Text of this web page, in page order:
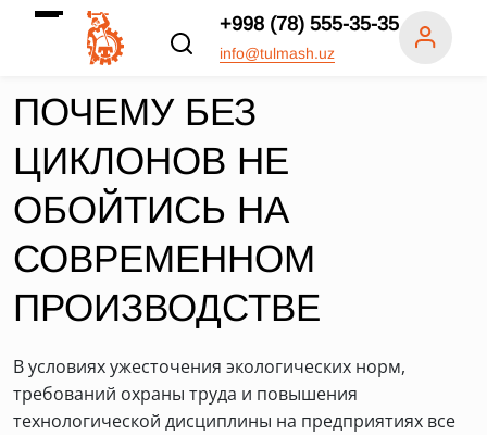
+998 (78) 555-35-35
info@tulmash.uz
ПОЧЕМУ БЕЗ
ЦИКЛОНОВ НЕ
ОБОЙТИСЬ НА
СОВРЕМЕННОМ
ПРОИЗВОДСТВЕ
В условиях ужесточения экологических норм,
требований охраны труда и повышения
технологической дисциплины на предприятиях все